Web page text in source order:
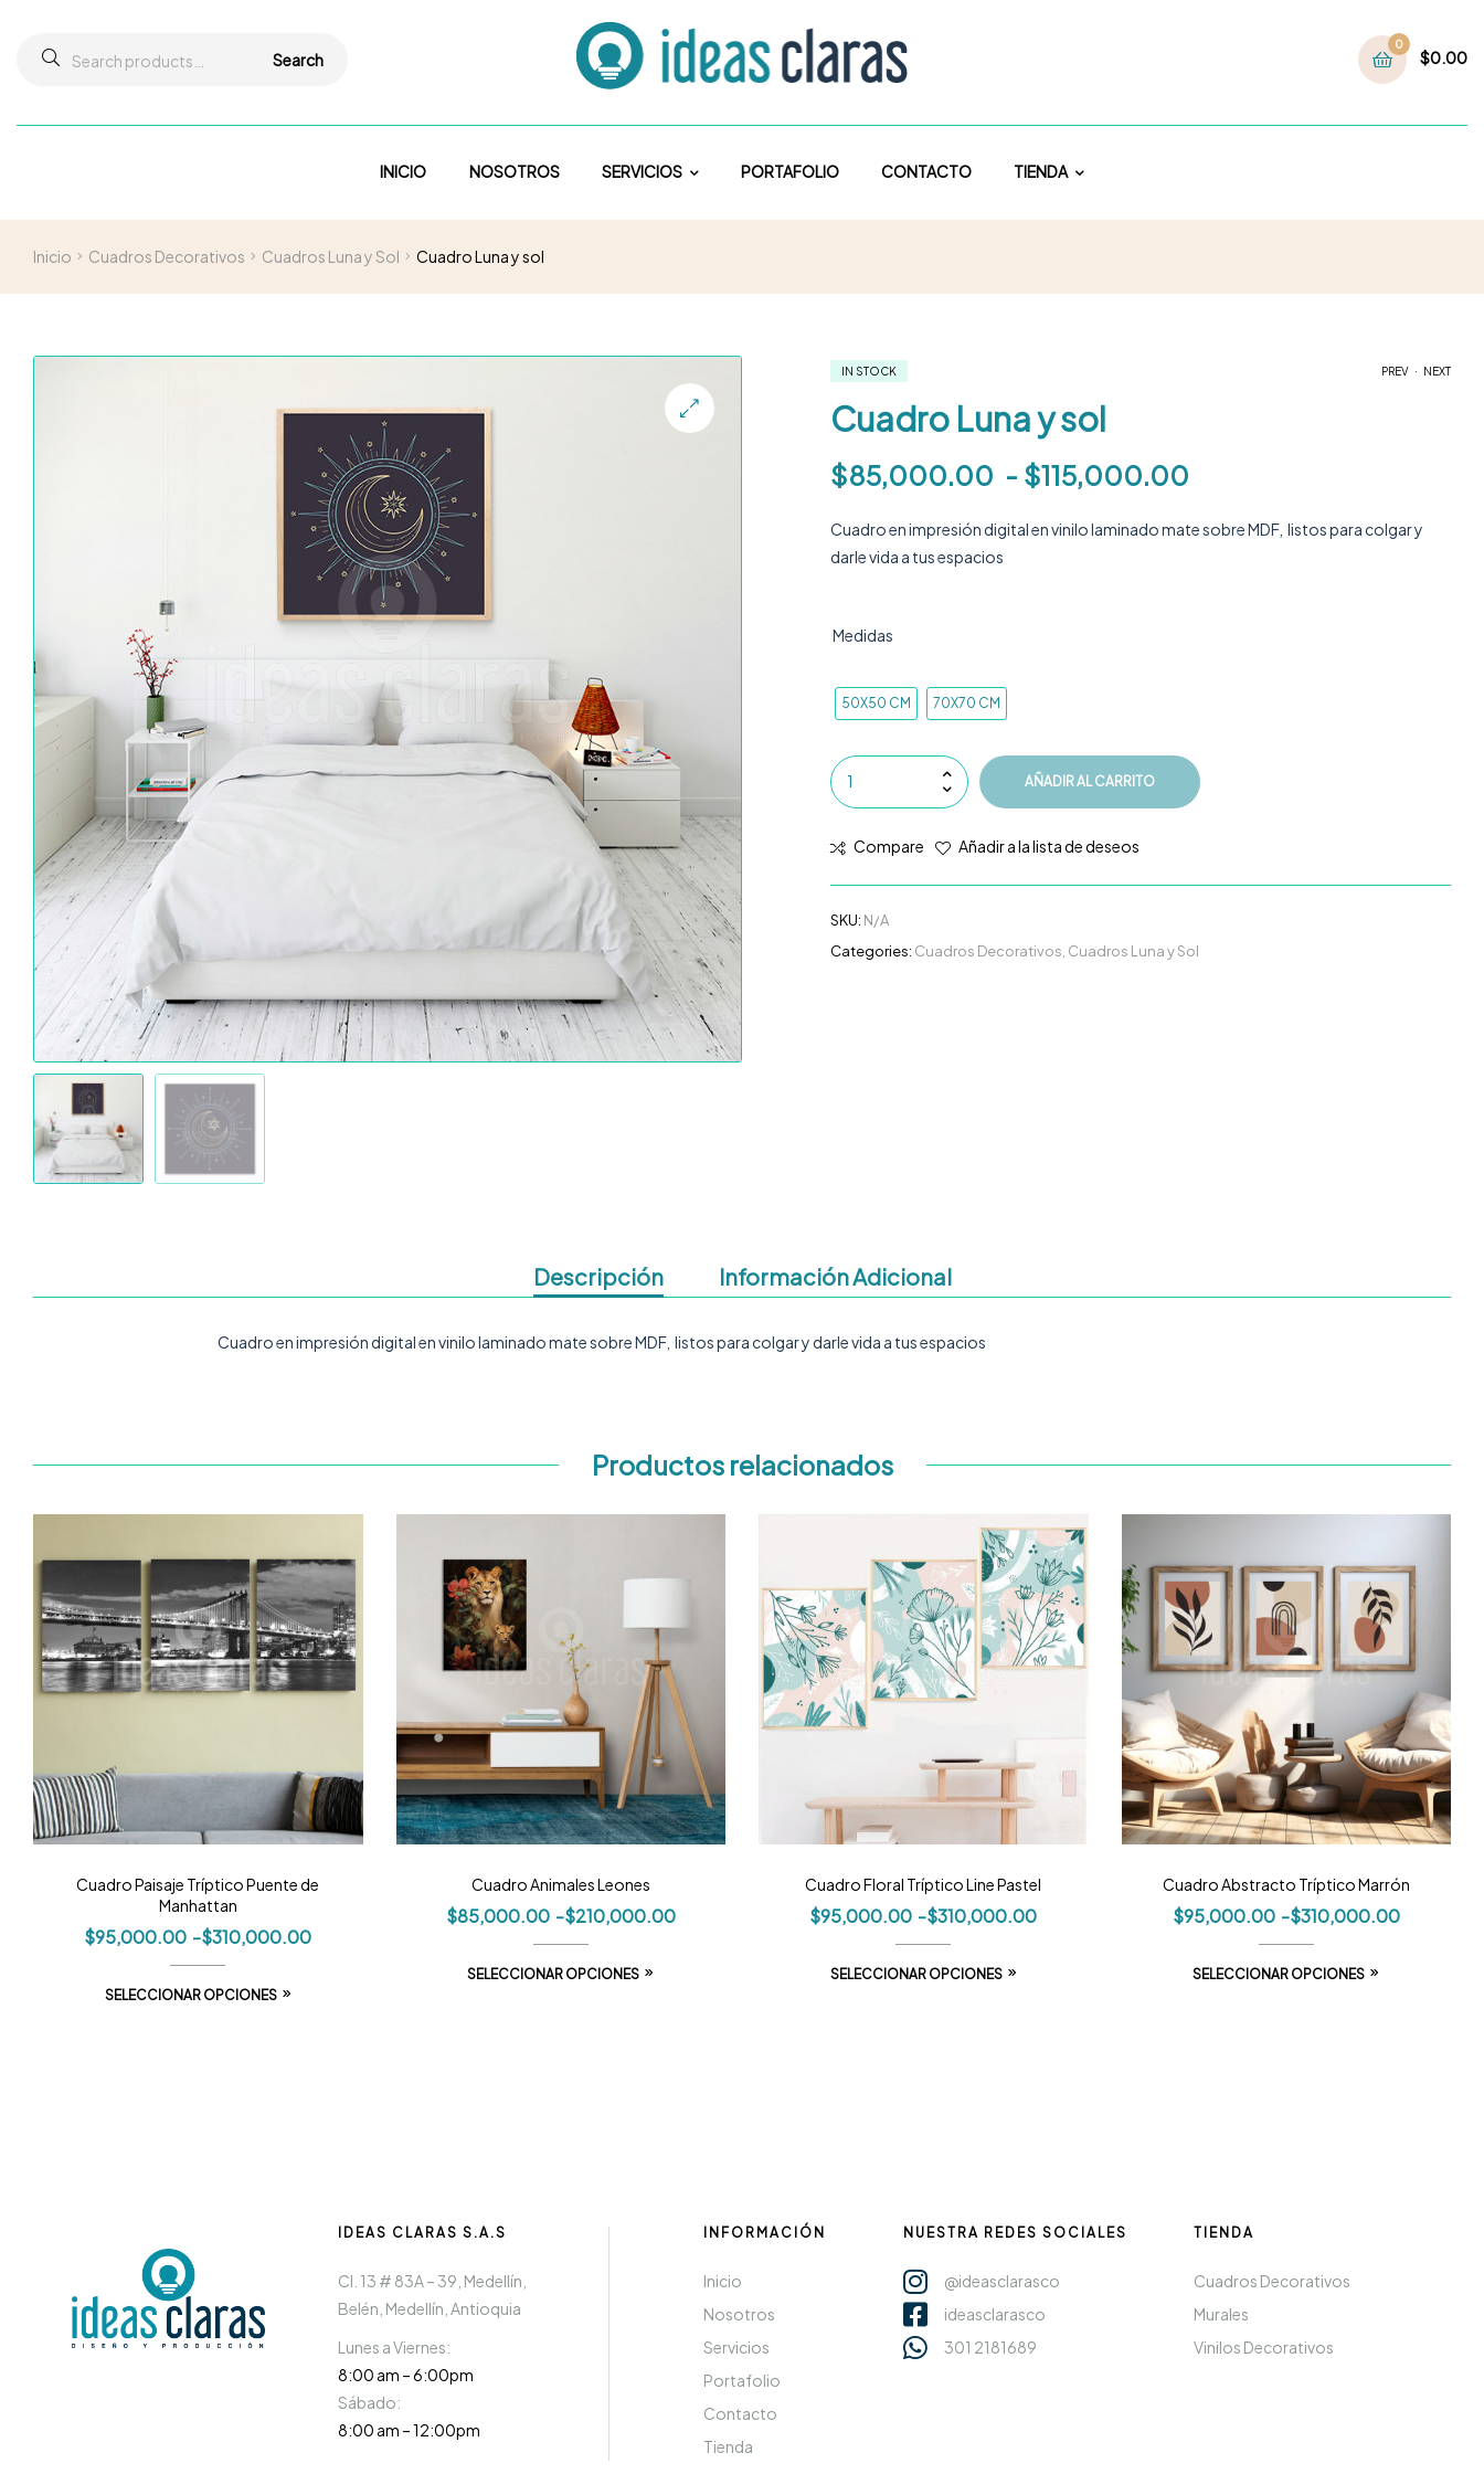
Search
0
$0.00
INICIO NOSOTROS SERVICIOS PORTAFOLIO CONTACTO TIENDA
Inicio Cuadros Decorativos Cuadros Luna y Sol Cuadro Luna y sol
PREV NEXT
IN STOCK
Cuadro Luna y sol
$85,000.00 - $115,000.00
Cuadro en impresión digital en vinilo laminado mate sobre MDF, listos para colgar y
darle vida a tus espacios
Medidas
50X50 CM 70X70 CM
AÑADIR AL CARRITO
Compare Añadir a la lista de deseos
SKU: N/A
Categories: Cuadros Decorativos Cuadros Luna y Sol
Descripción Información Adicional
Cuadro en impresión digital en vinilo laminado mate sobre MDF, listos para colgar y darle vida a tus espacios
Productos relacionados
Cuadro Paisaje Tríptico Puente de
Manhattan
$95,000.00 -$310,000.00
SELECCIONAR OPCIONES
Cuadro Animales Leones
$85,000.00 -$210,000.00
SELECCIONAR OPCIONES
Cuadro Floral Tríptico Line Pastel
$95,000.00 -$310,000.00
SELECCIONAR OPCIONES
Cuadro Abstracto Tríptico Marrón
$95,000.00 -$310,000.00
SELECCIONAR OPCIONES
IDEAS CLARAS S.A.S
Cl. 13 # 83A – 39, Medellín,
Belén, Medellín, Antioquia
Lunes a Viernes:
8:00 am – 6:00pm
Sábado:
8:00 am – 12:00pm
INFORMACIÓN
Inicio
Nosotros
Servicios
Portafolio
Contacto
Tienda
NUESTRA REDES SOCIALES
@ideasclarasco
ideasclarasco
301 2181689
TIENDA
Cuadros Decorativos
Murales
Vinilos Decorativos